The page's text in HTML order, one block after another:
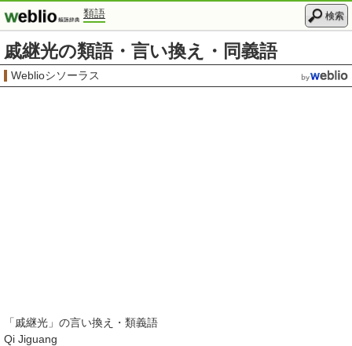
類語 検索
戚継光の類語・言い換え・同義語
Weblioシソーラス
「戚継光 」の言い換え・類義語
Qi Jiguang